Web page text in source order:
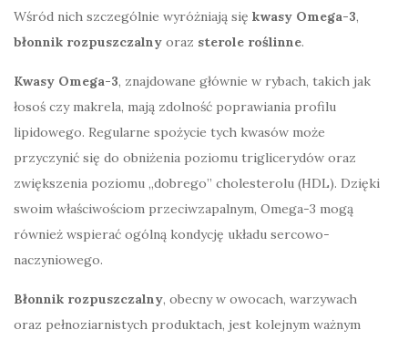
Wśród nich szczególnie wyróżniają się kwasy Omega-3,
błonnik rozpuszczalny oraz sterole roślinne.
Kwasy Omega-3, znajdowane głównie w rybach, takich jak
łosoś czy makrela, mają zdolność poprawiania profilu
lipidowego. Regularne spożycie tych kwasów może
przyczynić się do obniżenia poziomu triglicerydów oraz
zwiększenia poziomu „dobrego” cholesterolu (HDL). Dzięki
swoim właściwościom przeciwzapalnym, Omega-3 mogą
również wspierać ogólną kondycję układu sercowo-
naczyniowego.
Błonnik rozpuszczalny, obecny w owocach, warzywach
oraz pełnoziarnistych produktach, jest kolejnym ważnym